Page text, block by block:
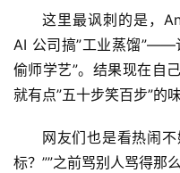
这里最讽刺的是，
AI 公司搞”工业蒸馏”——
偷师学艺”。结果现在自
就有点”五十步笑百步”的味
网友们也是看热闹
标？””之前骂别人骂得那